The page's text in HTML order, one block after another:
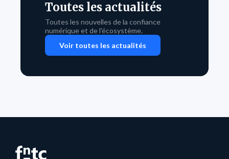
Toutes les actualités
Toutes les nouvelles de la confiance
numérique et de l'écosystème.
Voir toutes les actualités